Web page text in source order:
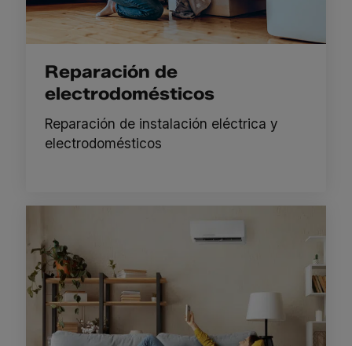
Reparación de
electrodomésticos
Reparación de instalación eléctrica y
electrodomésticos